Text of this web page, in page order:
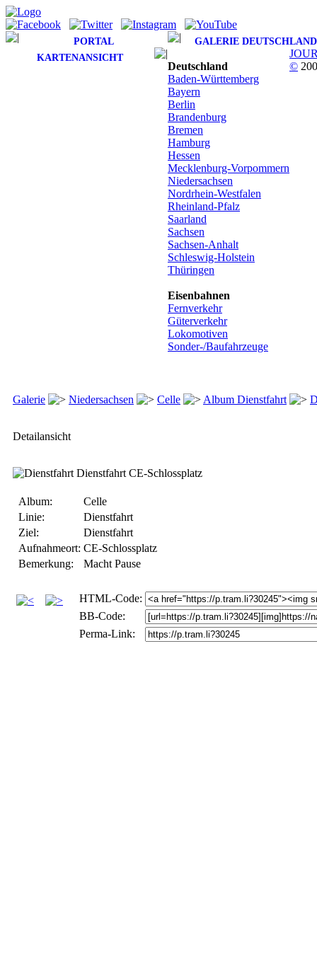
PORTAL
GALERIE DEUTSCHLAND
KARTENANSICHT
Deutschland
Baden-Württemberg
Bayern
Berlin
Brandenburg
Bremen
Hamburg
Hessen
Mecklenburg-Vorpommern
Niedersachsen
Nordrhein-Westfalen
Rheinland-Pfalz
Saarland
Sachsen
Sachsen-Anhalt
Schleswig-Holstein
Thüringen
Eisenbahnen
Fernverkehr
Güterverkehr
Lokomotiven
Sonder-/Baufahrzeuge
Galerie Niedersachsen Celle Album Dienstfahrt
Detailansicht
Album:
Celle
Linie:
Dienstfahrt
Ziel:
Dienstfahrt
Aufnahmeort: CE-Schlossplatz
Bemerkung:
Macht Pause
HTML-Code:
BB-Code:
Perma-Link:
©